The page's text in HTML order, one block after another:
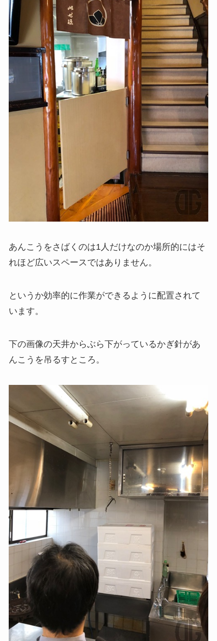
あんこうをさばくのは1人だけなのか場所的にはそ
れほど広いスペースではありません。
というか効率的に作業ができるように配置されて
います。
下の画像の天井からぶら下がっているかぎ針があ
んこうを吊るすところ。